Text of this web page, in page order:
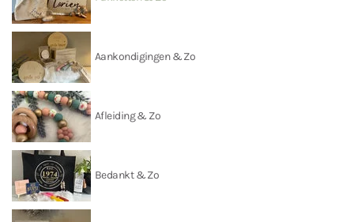
Aankondigingen & Zo
Afleiding & Zo
Bedankt & Zo